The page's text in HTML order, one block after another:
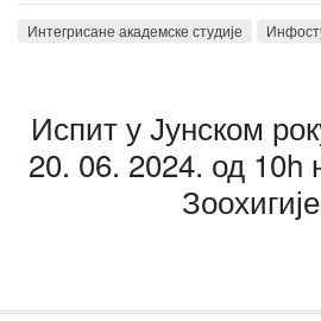
Интегрисане академске студије
Испит у Јунском
20. 06. 2024. од 10h